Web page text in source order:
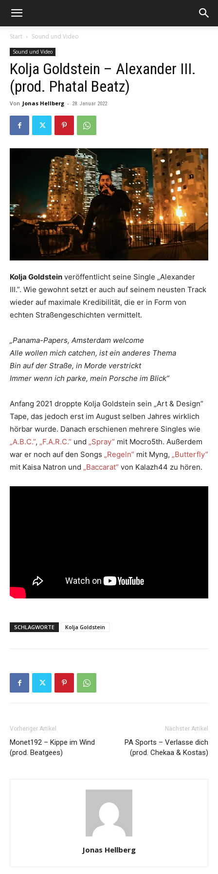
Start Sound und Video
Sound und Video
Kolja Goldstein – Alexander III.
(prod. Phatal Beatz)
Von Jonas Hellberg - 28. Januar 2022
Kolja Goldstein veröffentlicht seine Single „Alexander
III.”. Wie gewohnt setzt er auch auf seinem neusten Track
wieder auf maximale Kredibilität, die er in Form von
echten Straßengeschichten vermittelt.
„Panama-Papers, Amsterdam welcome
Alle wollen mich catchen, ist ein anderes Thema
Bin auf der Straße, in Morde verstrickt
Immer wenn ich parke, mein Porsche im Blick”
Anfang 2021 droppte Kolja Goldstein sein „Art & Design”
Tape, das jedoch erst im August selben Jahres wirklich
hörbar wurde. Danach erschienen mehrere Singles wie
„A.B.C.”, „F.A.R.C.” und „Spray” mit Mocro5th. Außerdem
war er noch auf den Songs „Regeln” mit Myng, „Butterfly”
mit Kaisa Natron und „Baccarat” von Kalazh44 zu hören.
SCHLAGWORTE Kolja Goldstein
Vorheriger Artikel
Monet192 – Kippe im Wind
(prod. Beatgees)
Nächster Artikel
PA Sports – Verlasse dich
(prod. Chekaa & Kostas)
Jonas Hellberg